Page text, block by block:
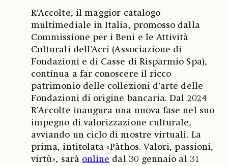
R’Accolte, il maggior catalogo
multimediale in Italia, promosso dalla
Commissione per i Beni e le Attività
Culturali dell’Acri (Associazione di
Fondazioni e di Casse di Risparmio Spa),
continua a far conoscere il ricco
patrimonio delle collezioni d’arte delle
Fondazioni di origine bancaria. Dal 2024
R’Accolte inaugura una nuova fase nel suo
impegno di valorizzazione culturale,
avviando un ciclo di mostre virtuali. La
prima, intitolata «Pàthos. Valori, passioni,
virtù», sarà online dal 30 gennaio al 31